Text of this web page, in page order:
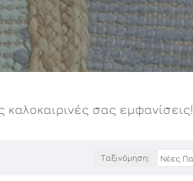
σας εμφανίσεις!
Ταξινόμηση: